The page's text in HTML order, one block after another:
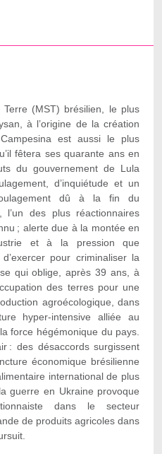
(MST) brésilien, le plus
à l’origine de la création
est aussi le plus
fêtera ses quarante ans en
du gouvernement de Lula
d’inquiétude et un
dû à la fin du
l’un des plus réactionnaires
; alerte due à la montée en
et à la pression que
pour criminaliser la
qui oblige, après 39 ans, à
des terres pour une
agroécologique, dans
hyper-intensive alliée au
force hégémonique du pays.
: des désaccords surgissent
économique brésilienne
international de plus
guerre en Ukraine provoque
dans le secteur
de produits agricoles dans